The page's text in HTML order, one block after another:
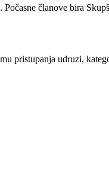
članove bira
pristupanja udruzi,